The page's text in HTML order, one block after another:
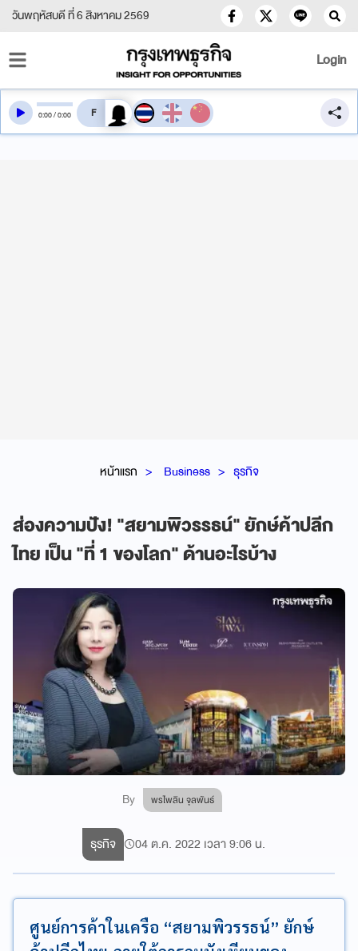
วันพฤหัสบดี ที่ 6 สิงหาคม 2569
Login
หน้าแรก Business ธุรกิจ
ส่องความปัง! "สยามพิวรรธน์" ยักษ์ค้าปลีก
ไทย เป็น "ที่ 1 ของโลก" ด้านอะไรบ้าง
By พรไพลิน จุลพันธ์
0:00/0:00 สลับเสียงอ่าน
ธุรกิจ 04 ต.ค. 2022 เวลา 9:06 น.
ศูนย์การค้าในเครือ “สยามพิวรรธน์” ยักษ์